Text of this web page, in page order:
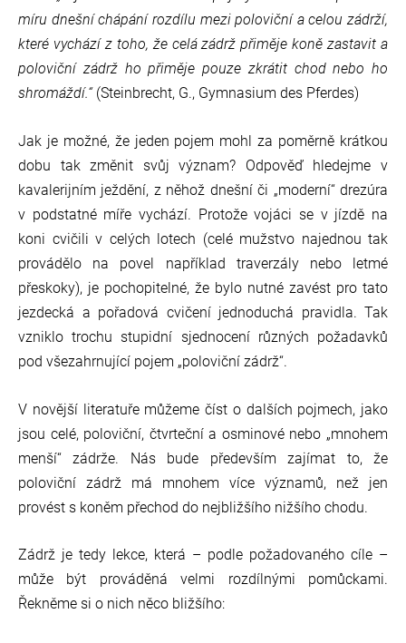
míru dnešní chápání rozdílu mezi poloviční a celou zádrží,
které vychází z toho, že celá zádrž přiměje koně zastavit a
poloviční zádrž ho přiměje pouze zkrátit chod nebo ho
shromáždí.“(Steinbrecht, G., Gymnasium des Pferdes)
Jak je možné, že jeden pojem mohl za poměrně krátkou
dobu tak změnit svůj význam? Odpověď hledejme v
kavalerijním ježdění, z něhož dnešní či „moderní“ drezúra
v podstatné míře vychází. Protože vojáci se v jízdě na
koni cvičili v celých lotech (celé mužstvo najednou tak
provádělo na povel například traverzály nebo letmé
přeskoky), je pochopitelné, že bylo nutné zavést pro tato
jezdecká a pořadová cvičení jednoduchá pravidla. Tak
vzniklo trochu stupidní sjednocení různých požadavků
pod všezahrnující pojem „poloviční zádrž“.
V novější literatuře můžeme číst o dalších pojmech, jako
jsou celé, poloviční, čtvrteční a osminové nebo „mnohem
menší“ zádrže. Nás bude především zajímat to, že
poloviční zádrž má mnohem více významů, než jen
provést s koněm přechod do nejbližšího nižšího chodu.
Zádrž je tedy lekce, která – podle požadovaného cíle –
může být prováděná velmi rozdílnými pomůckami.
Řekněme si o nich něco bližšího: